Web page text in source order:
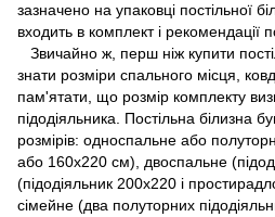
зазначено на упаковці постільної
входить в комплект і рекомендації
Звичайно ж, перш ніж купити
знати розміри спального місця,
пам'ятати, що розмір комплекту
підодіяльника. Постільна білизна
розмірів: односпальне або
або 160х220 см), двоспальне
(підодіяльник 200х220 і
сімейне (два полуторних